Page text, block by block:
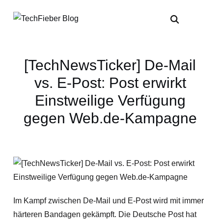
[TechNewsTicker] De-Mail
vs. E-Post: Post erwirkt
Einstweilige Verfügung
gegen Web.de-Kampagne
Im Kampf zwischen De-Mail und E-Post wird mit immer
härteren Bandagen gekämpft. Die Deutsche Post hat